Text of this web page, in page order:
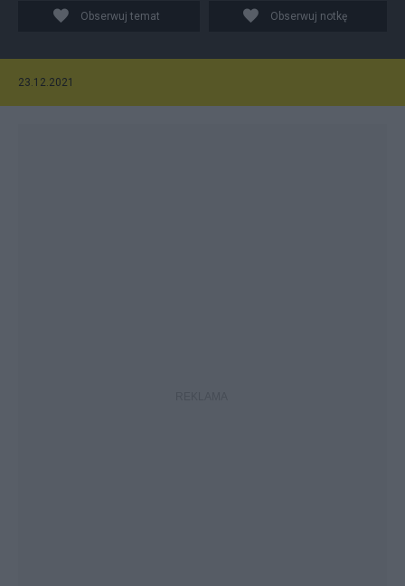
Obserwuj temat Obserwuj notkę
23.12.2021